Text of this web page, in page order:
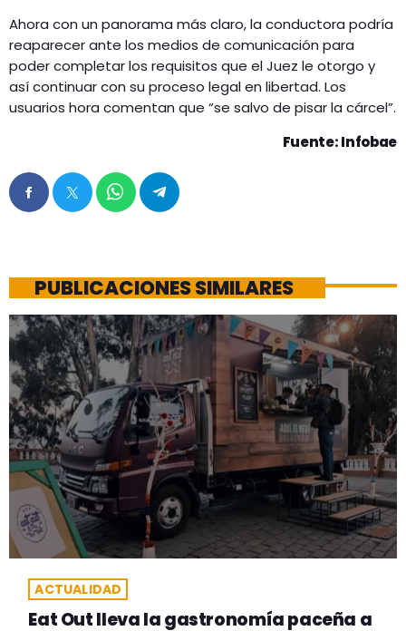
Ahora con un panorama más claro, la conductora podría
reaparecer ante los medios de comunicación para
poder completar los requisitos que el Juez le otorgo y
así continuar con su proceso legal en libertad. Los
usuarios hora comentan que “se salvo de pisar la cárcel”.
Fuente: Infobae
PUBLICACIONES SIMILARES
ACTUALIDAD
Eat Out lleva la gastronomía paceña a